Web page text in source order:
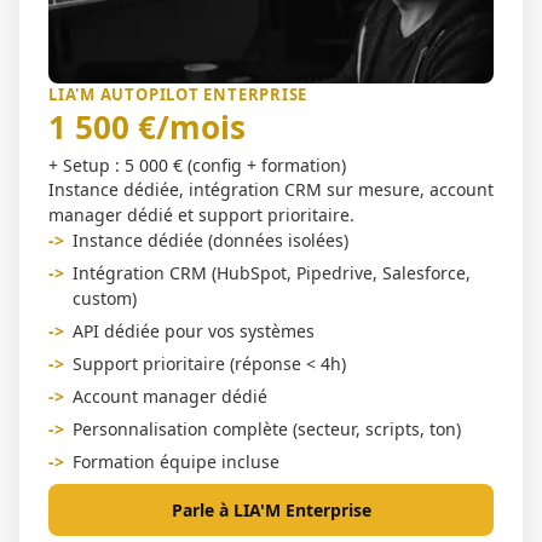
LIA'M AUTOPILOT ENTERPRISE
1 500 €/mois
+ Setup : 5 000 € (config + formation)
Instance dédiée, intégration CRM sur mesure, account
manager dédié et support prioritaire.
-> Instance dédiée (données isolées)
-> Intégration CRM (HubSpot, Pipedrive, Salesforce,
custom)
-> API dédiée pour vos systèmes
-> Support prioritaire (réponse < 4h)
-> Account manager dédié
-> Personnalisation complète (secteur, scripts, ton)
-> Formation équipe incluse
Parle à LIA'M Enterprise